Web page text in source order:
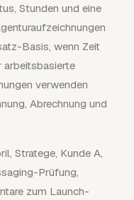
Stunden und eine
Basis, wenn Zeit
verwenden
Abrechnung und
Stratege, Kunde A,
Prüfung,
zum Launch-